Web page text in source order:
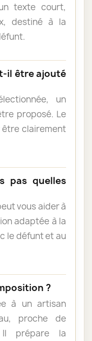
texte court,
destiné à la
il être ajouté
un
proposé. Le
clairement
pas quelles
vous aider à
adaptée à la
le défunt et au
?
à un artisan
proche de
Il prépare la